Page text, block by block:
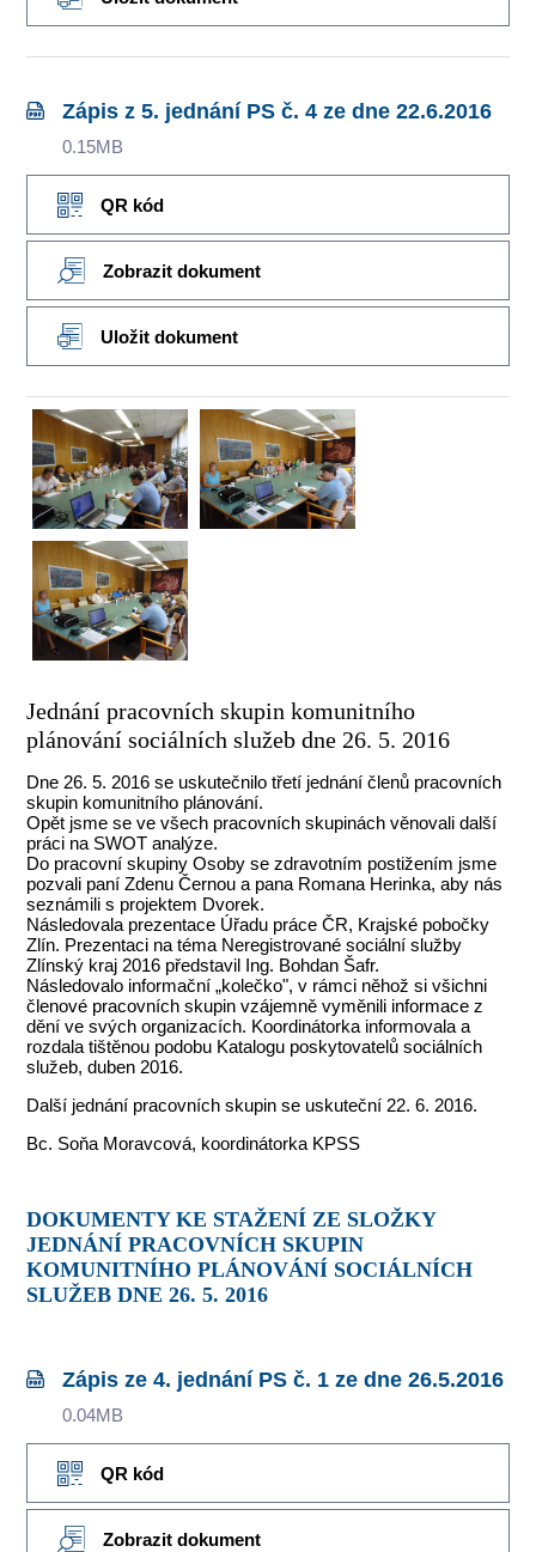
Zápis z 5. jednání PS č. 4 ze dne 22.6.2016
0.15MB
QR kód
Zobrazit dokument
Uložit dokument
Jednání pracovních skupin komunitního
plánování sociálních služeb dne 26. 5. 2016
Dne 26. 5. 2016 se uskutečnilo třetí jednání členů pracovních
skupin komunitního plánování.
Opět jsme se ve všech pracovních skupinách věnovali další
práci na SWOT analýze.
Do pracovní skupiny Osoby se zdravotním postižením jsme
pozvali paní Zdenu Černou a pana Romana Herinka, aby nás
seznámili s projektem Dvorek.
Následovala prezentace Úřadu práce ČR, Krajské pobočky
Zlín. Prezentaci na téma Neregistrované sociální služby
Zlínský kraj 2016 představil Ing. Bohdan Šafr.
Následovalo informační „kolečko", v rámci něhož si všichni
členové pracovních skupin vzájemně vyměnili informace z
dění ve svých organizacích. Koordinátorka informovala a
rozdala tištěnou podobu Katalogu poskytovatelů sociálních
služeb, duben 2016.
Další jednání pracovních skupin se uskuteční 22. 6. 2016.
Bc. Soňa Moravcová, koordinátorka KPSS
DOKUMENTY KE STAŽENÍ ZE SLOŽKY
JEDNÁNÍ PRACOVNÍCH SKUPIN
KOMUNITNÍHO PLÁNOVÁNÍ SOCIÁLNÍCH
SLUŽEB DNE 26. 5. 2016
Zápis ze 4. jednání PS č. 1 ze dne 26.5.2016
0.04MB
QR kód
Zobrazit dokument